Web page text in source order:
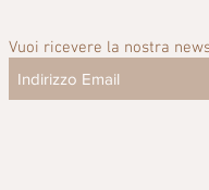
Vuoi ricevere la nostra